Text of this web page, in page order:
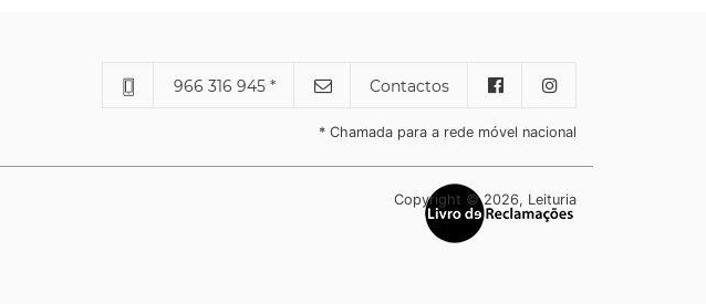
966 316 945 * Contactos
* Chamada para a rede móvel nacional
Copyright © 2026, Leituria